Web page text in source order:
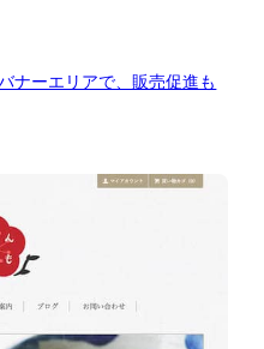
ナーエリアで、販売促進も